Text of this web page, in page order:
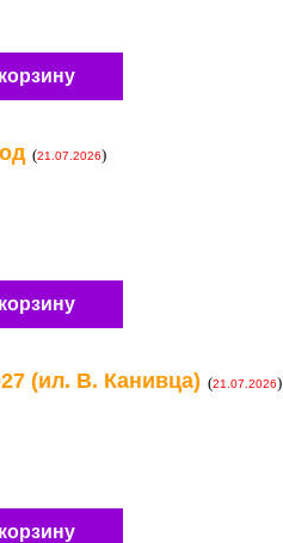
(21.07.2026)
(ил. В. Канивца) (21.07.2026)